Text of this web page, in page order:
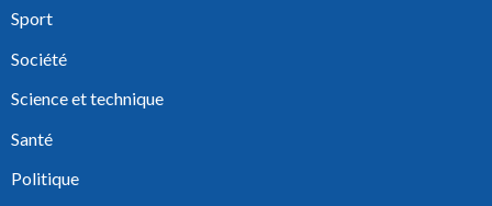
Sport
Société
Science et technique
Santé
Politique